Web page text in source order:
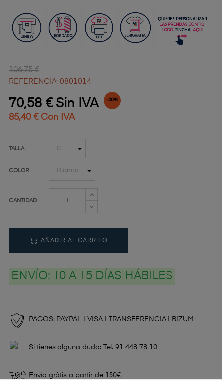
106,75 €
REFERENCIA: 0801014
70,58 € Sin IVA -20%
85,40 € Con IVA
TALLA
COLOR
CANTIDAD
AÑADIR AL CARRITO
ENVÍO: 10 A 15 DÍAS HÁBILES
PAGOS: PAYPAL | VISA | TRANSFERENCIA | BIZUM
Si tienes alguna duda: Tel. 91 448 78 10
Envío grátis a partir de 150€